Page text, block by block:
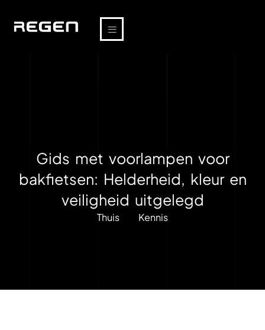
Gids met voorlampen voor
bakfietsen: Helderheid, kleur en
veiligheid uitgelegd
Thuis Kennis